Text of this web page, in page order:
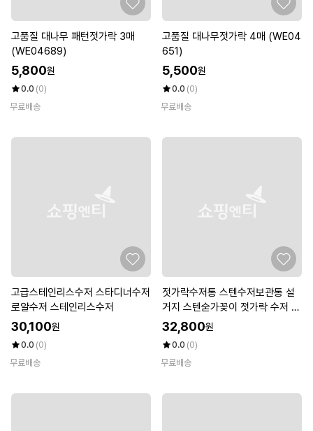
고품질 대나무 패턴젓가락 3매
(WE04689)
5,800원
0.0 (0)
무료배송
고품질 대나무젓가락 4매 (WE04
651)
5,500원
0.0 (0)
무료배송
고급스테인리스수저 스타디너수저
로얄수저 스테인리스수저
30,100원
0.0 (0)
무료배송
젓가락수저통 스텐수저보관통 설
거지 스텐숟가꽂이 젓가락 수저 안
정적
32,800원
0.0 (0)
무료배송